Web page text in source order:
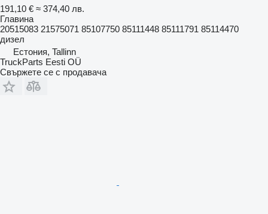
191,10 € ≈ 374,40 лв.
Главина
20515083 21575071 85107750 85111448 85111791 85114470
дизел
Естония, Tallinn
TruckParts Eesti OÜ
Свържете се с продавача